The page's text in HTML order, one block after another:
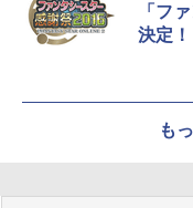
「フ
決定！
も